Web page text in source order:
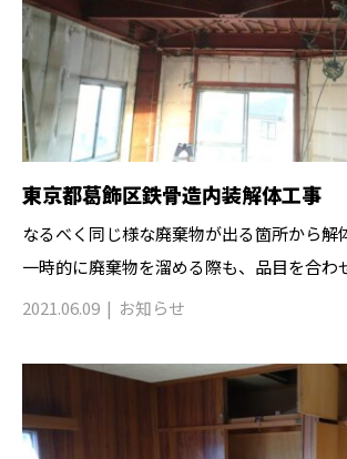
東京都葛飾区鉄骨造内装解体工事
なるべく同じ様な廃棄物が出る箇所から解
一時的に廃棄物を溜める際も、品目を合わ
2021.06.09
お知らせ